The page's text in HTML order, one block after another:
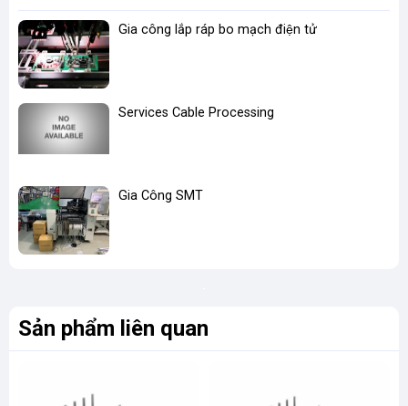
Gia công lắp ráp bo mạch điện tử
Services Cable Processing
Gia Công SMT
Sản phẩm liên quan